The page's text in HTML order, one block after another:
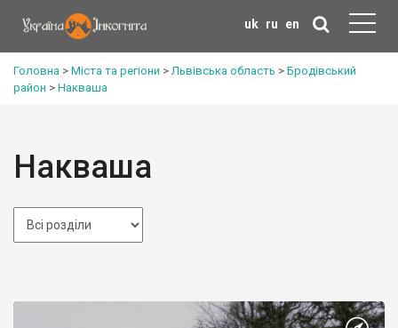
uk ru en
Головна > Міста та регіони >Львівська область > Бродівський
район > Накваша
Накваша